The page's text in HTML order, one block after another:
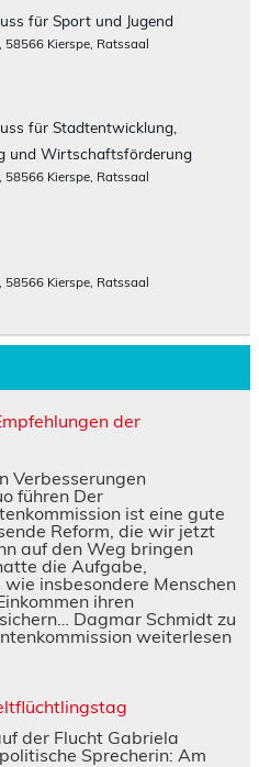
für Sport und Jugend
58566 Kierspe, Ratssaal
für Stadtentwicklung,
und Wirtschaftsförderung
58566 Kierspe, Ratssaal
58566 Kierspe, Ratssaal
der
Verbesserungen
führen Der
ist eine gute
Reform, die wir jetzt
auf den Weg bringen
die Aufgabe,
insbesondere Menschen
ihren
Dagmar Schmidt zu
weiterlesen
der Flucht Gabriela
Sprecherin: Am